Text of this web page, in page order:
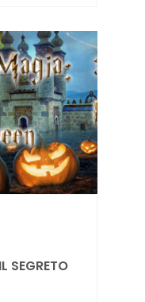
SEGRETO